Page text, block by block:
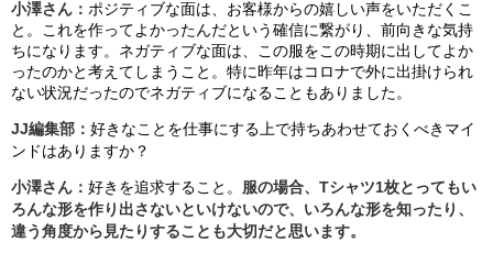
小澤さん： ポジティブな面は、お客様からの嬉しい声をいただく こ
と 。 これを作ってよかったんだという確信に繋が り 、前向きな気持
ちになります。ネガティブな面は、この服をこの時期に出してよか
ったのかと 考えてしまうこと 。 特に昨年は コロナで外に出掛け られ
ない状況だったのでネガティブになることもありました。
JJ編集部 ： 好きなことを仕事にする上で持ちあわせておくべきマイ
ンドはありますか？
小澤さん： 好きを追求すること。 服の場合、 Tシャツ1枚とってもい
ろんな形を作り出さないといけないので、 いろんな形を知ったり、
違う角度から見たりすることも大切だと思います。